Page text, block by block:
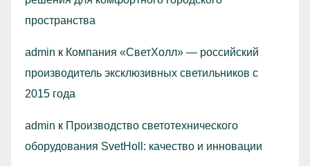
пространства
admin к Компания «СветХолл» — российский
производитель эксклюзивных светильников с
2015 года
admin к Производство светотехнического
оборудования SvetHoll: качество и инновации